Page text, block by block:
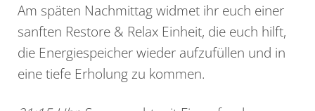
Am späten Nachmittag widmet ihr euch einer
sanften Restore & Relax Einheit, die euch hilft,
die Energiespeicher wieder aufzufüllen und in
eine tiefe Erholung zu kommen.